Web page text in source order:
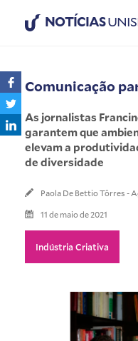
NOTÍCIAS
Comunicação
As jornalistas
garantem que
elevam a
de diversidade
Paola De Bettio Tôrres -
11 de maio de 2021
Indústria Criativa